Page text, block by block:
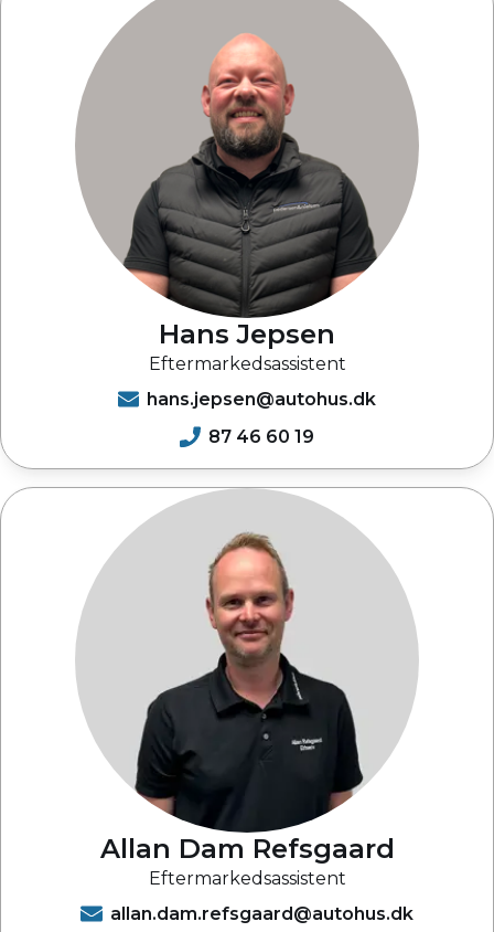
Hans Jepsen
Eftermarkedsassistent
hans.jepsen@autohus.dk
87 46 60 19
Allan Dam Refsgaard
Eftermarkedsassistent
allan.dam.refsgaard@autohus.dk